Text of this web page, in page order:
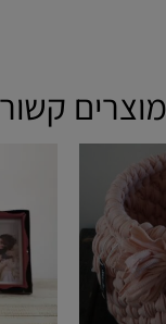
מוצרים